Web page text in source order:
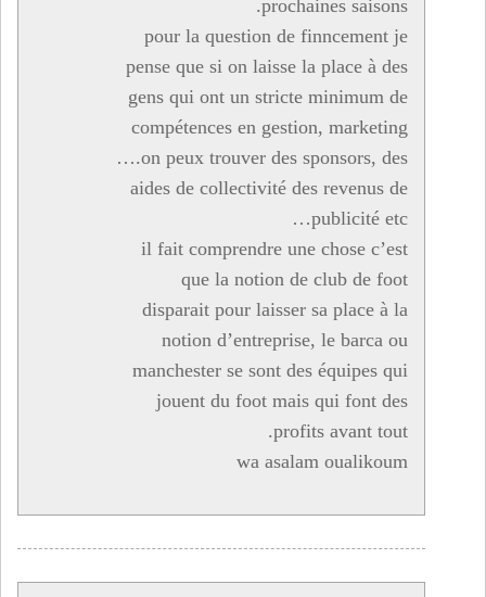
prochaines saisons.
pour la question de finncement je
pense que si on laisse la place à des
gens qui ont un stricte minimum de
compétences en gestion, marketing
….on peux trouver des sponsors, des
aides de collectivité des revenus de
publicité etc…
il fait comprendre une chose c’est
que la notion de club de foot
disparait pour laisser sa place à la
notion d’entreprise, le barca ou
manchester se sont des équipes qui
jouent du foot mais qui font des
profits avant tout.
wa asalam oualikoum